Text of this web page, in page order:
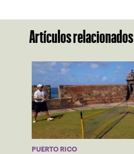
Artículos relacionados
PUERTO RICO